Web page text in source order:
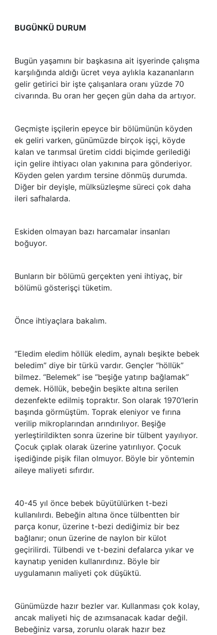
BUGÜNKÜ DURUM
Bugün yaşamını bir başkasına ait işyerinde çalışma
karşılığında aldığı ücret veya aylıkla kazananların
gelir getirici bir işte çalışanlara oranı yüzde 70
civarında. Bu oran her geçen gün daha da artıyor.
Geçmişte işçilerin epeyce bir bölümünün köyden
ek geliri varken, günümüzde birçok işçi, köyde
kalan ve tarımsal üretim ciddi biçimde gerilediği
için gelire ihtiyacı olan yakınına para gönderiyor.
Köyden gelen yardım tersine dönmüş durumda.
Diğer bir deyişle, mülksüzleşme süreci çok daha
ileri safhalarda.
Eskiden olmayan bazı harcamalar insanları
boğuyor.
Bunların bir bölümü gerçekten yeni ihtiyaç, bir
bölümü gösterişçi tüketim.
Önce ihtiyaçlara bakalım.
“Eledim eledim höllük eledim, aynalı beşikte bebek
beledim” diye bir türkü vardır. Gençler “höllük”
bilmez. “Belemek” ise “beşiğe yatırıp bağlamak”
demek. Höllük, bebeğin beşikte altına serilen
dezenfekte edilmiş topraktır. Son olarak 1970’lerin
başında görmüştüm. Toprak eleniyor ve fırına
verilip mikroplarından arındırılıyor. Beşiğe
yerleştirildikten sonra üzerine bir tülbent yayılıyor.
Çocuk çıplak olarak üzerine yatırılıyor. Çocuk
işediğinde pişik filan olmuyor. Böyle bir yöntemin
aileye maliyeti sıfırdır.
40-45 yıl önce bebek büyütülürken t-bezi
kullanılırdı. Bebeğin altına önce tülbentten bir
parça konur, üzerine t-bezi dediğimiz bir bez
bağlanır; onun üzerine de naylon bir külot
geçirilirdi. Tülbendi ve t-bezini defalarca yıkar ve
kaynatıp yeniden kullanırdınız. Böyle bir
uygulamanın maliyeti çok düşüktü.
Günümüzde hazır bezler var. Kullanması çok kolay,
ancak maliyeti hiç de azımsanacak kadar değil.
Bebeğiniz varsa, zorunlu olarak hazır bez